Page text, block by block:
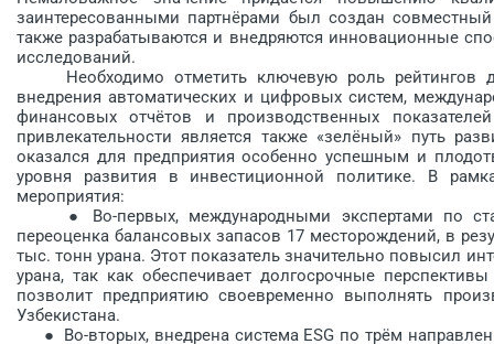
заинтересованными партнёрами был создан
также разрабатываются и внедряются инновационные
исследований.
Необходимо отметить ключевую роль рейтингов
внедрения автоматических и цифровых систем,
финансовых отчётов и производственных
привлекательности является также «зелёный» путь
оказался для предприятия особенно успешным и
уровня развития в инвестиционной политике. В
мероприятия:
● Во-первых, международными экспертами по
переоценка балансовых запасов 17 месторождений, в
тыс. тонн урана. Этот показатель значительно повысил
урана, так как обеспечивает долгосрочные
позволит предприятию своевременно выполнять
Узбекистана.
● Во-вторых, внедрена система ESG по трём